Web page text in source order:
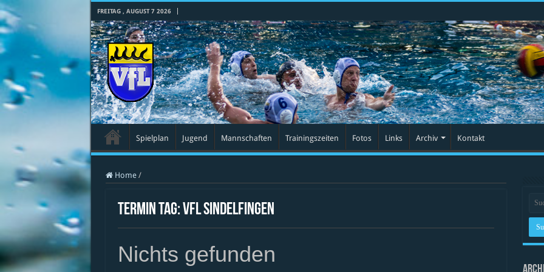
FREITAG , AUGUST 7 2026
Spielplan Jugend Mannschaften Trainingszeiten Fotos Links Archiv Kontakt
Home /
Termin Tag:VfL Sindelfingen
Nichts gefunden